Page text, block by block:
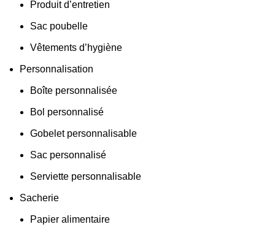
Produit d’entretien
Sac poubelle
Vêtements d’hygiène
Personnalisation
Boîte personnalisée
Bol personnalisé
Gobelet personnalisable
Sac personnalisé
Serviette personnalisable
Sacherie
Papier alimentaire